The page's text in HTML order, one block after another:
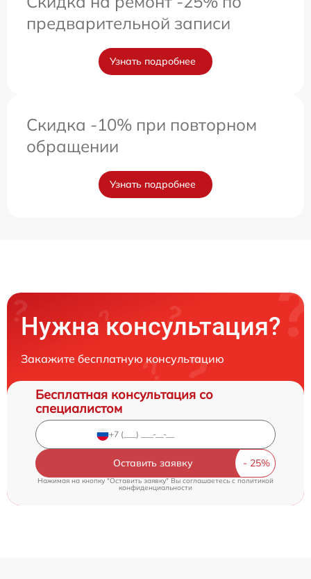
предварительной записи
Узнать подробнее
Скидка -10% при повторном
обращении
Узнать подробнее
Нужна консультация?
Закажите бесплатную консультацию
Бесплатная консультация со
специалистом
Оставить заявку
Нажимая на кнопку "Оставить заявку" Вы соглашаетесь cполитикой
конфиденциальности